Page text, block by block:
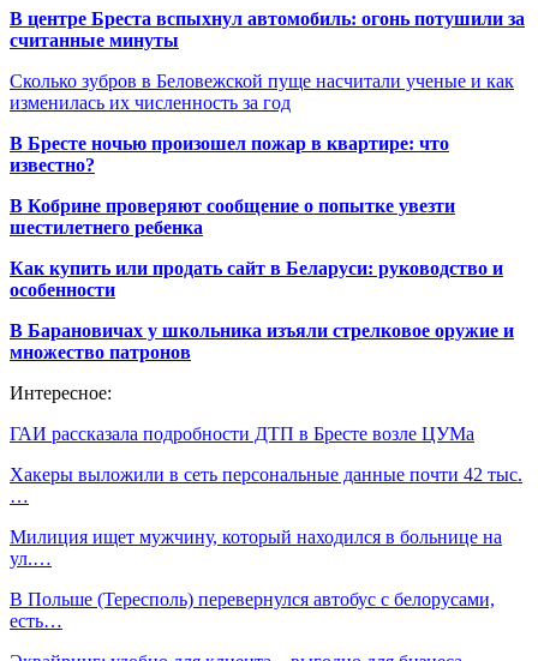
В центре Бреста вспыхнул автомобиль: огонь потушили за
считанные минуты
Сколько зубров в Беловежской пуще насчитали ученые и как
изменилась их численность за год
В Бресте ночью произошел пожар в квартире: что
известно?
В Кобрине проверяют сообщение о попытке увезти
шестилетнего ребенка
Как купить или продать сайт в Беларуси: руководство и
особенности
В Барановичах у школьника изъяли стрелковое оружие и
множество патронов
Интересное:
ГАИ рассказала подробности ДТП в Бресте возле ЦУМа
Хакеры выложили в сеть персональные данные почти 42 тыс.
…
Милиция ищет мужчину, который находился в больнице на
ул.…
В Польше (Тересполь) перевернулся автобус с белорусами,
есть…